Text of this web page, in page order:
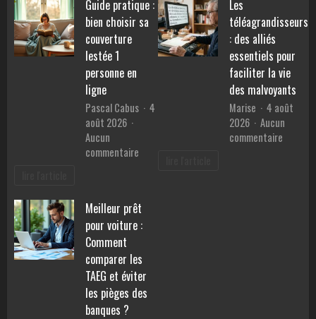
performances,
consommation
pour
sérénité
?
Guide pratique :
bien choisir sa
couverture
lestée 1
personne en
ligne
Pascal Cabus
4
août 2026
Aucun
commentaire
bien
choisir
couverture
1
personne
Les
téléagrandisseurs
: des alliés
essentiels pour
faciliter la vie
des malvoyants
Marise
4 août
2026
Aucun
commentaire
Meilleur prêt
pour voiture :
Comment
comparer les
TAEG et éviter
les pièges des
banques ?